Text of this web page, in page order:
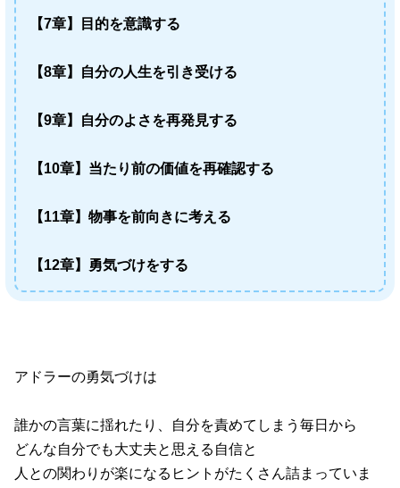
【7章】目的を意識する
【8章】自分の人生を引き受ける
【9章】自分のよさを再発見する
【10章】当たり前の価値を再確認する
【11章】物事を前向きに考える
【12章】勇気づけをする
アドラーの勇気づけは
誰かの言葉に揺れたり、自分を責めてしまう毎日から
どんな自分でも大丈夫と思える自信と
人との関わりが楽になるヒントがたくさん詰まっていま